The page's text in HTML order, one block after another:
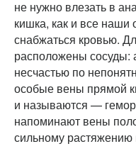
не нужно влезать в
кишка, как и все
снабжаться кровью.
расположены сосуды:
несчастью по
особые вены прямой
и называются —
напоминают вены
сильному